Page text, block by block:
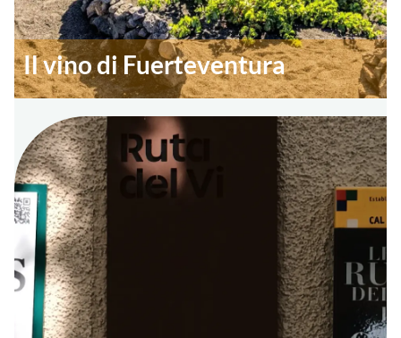
Il vino di Fuerteventura